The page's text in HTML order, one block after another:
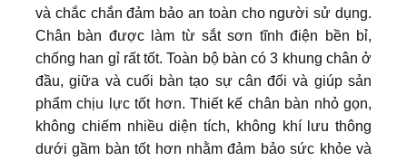
và chắc chắn đảm bảo an toàn cho người sử dụng.
Chân bàn được làm từ sắt sơn tĩnh điện bền bỉ,
chống han gỉ rất tốt. Toàn bộ bàn có 3 khung chân ở
đầu, giữa và cuối bàn tạo sự cân đối và giúp sản
phẩm chịu lực tốt hơn. Thiết kế chân bàn nhỏ gọn,
không chiếm nhiều diện tích, không khí lưu thông
dưới gầm bàn tốt hơn nhằm đảm bảo sức khỏe và